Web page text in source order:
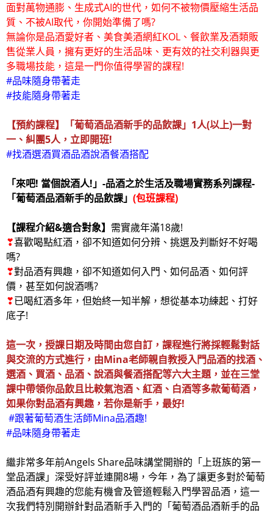
面對萬物通膨、生成式AI的世代，如何不被物價壓縮生活品
質、不被AI取代，你開始準備了嗎?
無論你是品酒愛好者、美食美酒網紅KOL、餐飲業及酒類販
售從業人員，擁有更好的生活品味、更有效的社交利器與更
多職場技能，這是一門你值得學習的課程!
#品味隨身帶著走
#技能隨身帶著走
【預約課程】「葡萄酒品酒新手的品飲課」1人(以上)一對
一、糾團5人，立即開班!
#找酒選酒買酒品酒說酒餐酒搭配
「來吧! 當個說酒人!」-品酒之於生活及職場實務系列課程-
「葡萄酒品酒新手的品飲課」 (包班課程)
【課程介紹&適合對象】 需實歲年滿18歲!
❣喜歡喝點紅酒，卻不知道如何分辨、挑選及判斷好不好喝
嗎?
❣對品酒有興趣，卻不知道如何入門、如何品酒、如何評
價，甚至如何說酒嗎?
❣已喝紅酒多年，但始終一知半解，想從基本功練起、打好
底子!
這一次，授課日期及時間由您自訂，課程進行將採輕鬆對話
與交流的方式進行，由Mina老師親自教授入門品酒的找酒、
選酒、買酒、品酒、說酒與餐酒搭配等六大主題，並在三堂
課中帶領你品飲且比較氣泡酒、紅酒、白酒等多款葡萄酒，
如果你對品酒有興趣，若你是新手，最好!
#跟著葡萄酒生活師Mina品酒趣!
#品味隨身帶著走
繼非常多年前Angels Share品味講堂開辦的「上班族的第一
堂品酒課」深受好評並連開8場，今年，為了讓更多對於葡萄
酒品酒有興趣的您能有機會及管道輕鬆入門學習品酒，這一
次我們特別開辦針對品酒新手入門的「葡萄酒品酒新手的品